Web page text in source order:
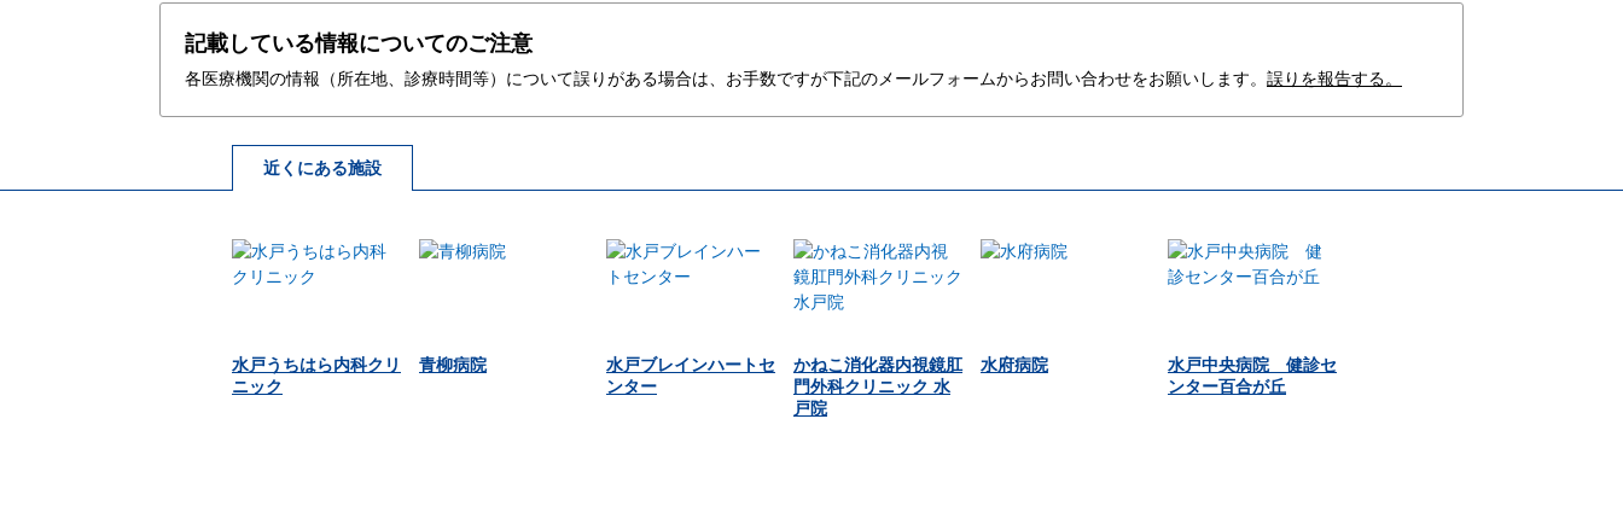
記載している情報についてのご注意
各医療機関の情報（所在地、診療時間等）について誤りがある場合は、お手数ですが下記のメールフォームからお問い合わせをお願いします。 誤りを報告する。
近くにある施設
水戸うちはら内科クリ
ニック
青柳病院
水戸ブレインハートセ
ンター
かねこ消化器内視鏡肛
門外科クリニック 水
戸院
水府病院
水戸中央病院 健診セ
ンター百合が丘